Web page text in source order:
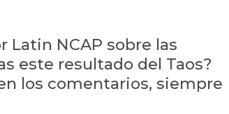
NCAP sobre las
este resultado del Taos?
los comentarios, siempre